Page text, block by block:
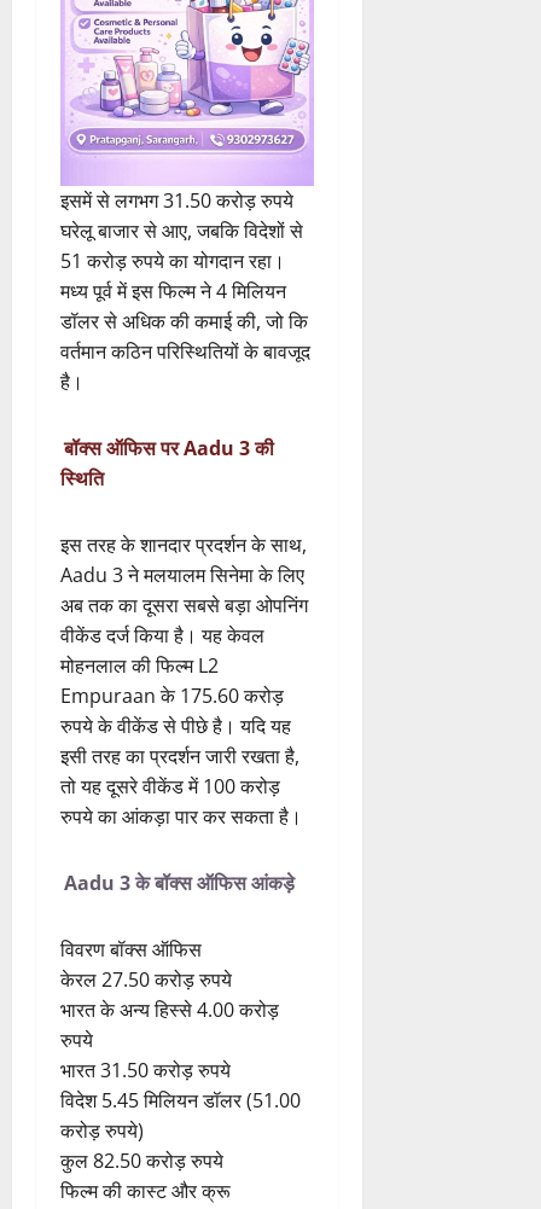
इसमें से लगभग 31.50 करोड़ रुपये
51 करोड़ रुपये का योगदान रहा।
मध्य पूर्व में इस फिल्म ने 4 मिलियन
डॉलर से अधिक की कमाई की, जो कि
वर्तमान कठिन परिस्थितियों के बावजूद
है।
बॉक्स ऑफिस पर Aadu 3 की
इस तरह के शानदार प्रदर्शन के साथ,
अब तक का दूसरा सबसे बड़ा ओपनिंग
वीकेंड दर्ज किया है। यह केवल
मोहनलाल की फिल्म L2
Empuraan के 175.60 करोड़
रुपये के वीकेंड से पीछे है। यदि यह
इसी तरह का प्रदर्शन जारी रखता है,
तो यह दूसरे वीकेंड में 100 करोड़
रुपये का आंकड़ा पार कर सकता है।
Aadu 3 के बॉक्स ऑफिस आंकड़े
विवरण बॉक्स ऑफिस
भारत के अन्य हिस्से 4.00 करोड़
रुपये
भारत 31.50 करोड़ रुपये
विदेश 5.45 मिलियन डॉलर (51.00
करोड़ रुपये)
कुल 82.50 करोड़ रुपये
फिल्म की कास्ट और क्रू
Aadu 3: One Last Ride –